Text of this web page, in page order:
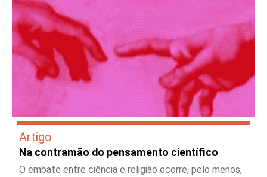
Artigo
Na contramão do pensamento científico
O embate entre ciência e religião ocorre, pelo menos,